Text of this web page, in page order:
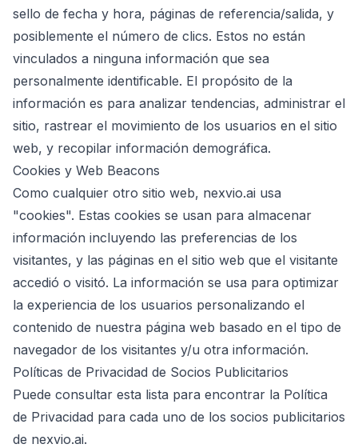
sello de fecha y hora, páginas de referencia/salida, y
posiblemente el número de clics. Estos no están
vinculados a ninguna información que sea
personalmente identificable. El propósito de la
información es para analizar tendencias, administrar el
sitio, rastrear el movimiento de los usuarios en el sitio
web, y recopilar información demográfica.
Cookies y Web Beacons
Como cualquier otro sitio web, nexvio.ai usa
"cookies". Estas cookies se usan para almacenar
información incluyendo las preferencias de los
visitantes, y las páginas en el sitio web que el visitante
accedió o visitó. La información se usa para optimizar
la experiencia de los usuarios personalizando el
contenido de nuestra página web basado en el tipo de
navegador de los visitantes y/u otra información.
Políticas de Privacidad de Socios Publicitarios
Puede consultar esta lista para encontrar la Política
de Privacidad para cada uno de los socios publicitarios
de nexvio.ai.